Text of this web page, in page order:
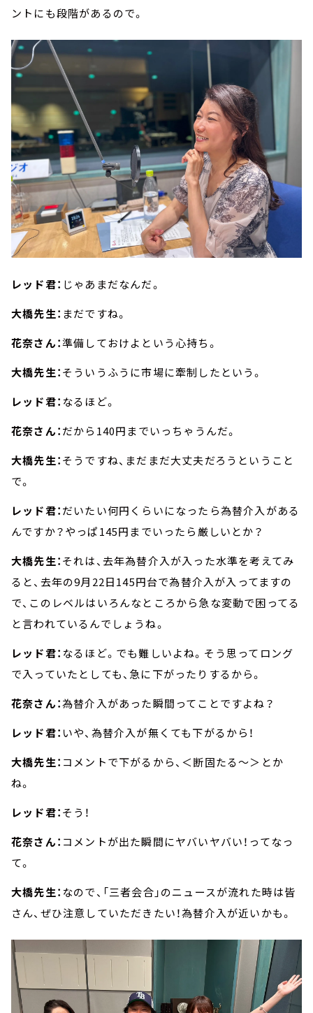
ントにも段階があるので。
レッド君： じゃあまだなんだ。
大橋先生： まだですね。
花奈さん：準備しておけよという心持ち。
大橋先生：そういうふうに市場に牽制したという。
レッド君： なるほど。
花奈さん：だから140円までいっちゃうんだ。
大橋先生：そうですね、まだまだ大丈夫だろうということ
で。
レッド君：だいたい何円くらいになったら為替介入がある
んですか？やっぱ145円までいったら厳しいとか？
大橋先生：それは、去年為替介入が入った水準を考えてみ
ると、去年の9月22日145円台で為替介入が入ってますの
で、このレベルはいろんなところから急な変動で困ってる
と言われているんでしょうね。
レッド君： なるほど。でも難しいよね。そう思ってロング
で入っていたとしても、急に下がったりするから。
花奈さん：為替介入があった瞬間ってことですよね？
レッド君： いや、為替介入が無くても下がるから！
大橋先生： コメントで下がるから、＜断固たる～＞とか
ね。
レッド君：そう！
花奈さん： コメントが出た瞬間にヤバいヤバい！ってなっ
て。
大橋先生： なので、「三者会合」のニュースが流れた時は皆
さん、ぜひ注意していただきたい！為替介入が近いかも。